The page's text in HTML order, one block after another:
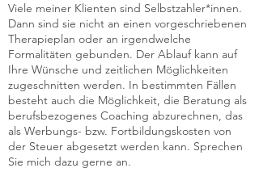
Viele meiner Klienten sind Selbstzahler*innen.
Dann sind sie nicht an einen vorgeschriebenen
Therapieplan oder an irgendwelche
Formalitäten gebunden. Der Ablauf kann auf
Ihre Wünsche und zeitlichen Möglichkeiten
zugeschnitten werden. In bestimmten Fällen
besteht auch die Möglichkeit, die Beratung als
berufsbezogenes Coaching abzurechnen, das
als Werbungs- bzw. Fortbildungskosten von
der Steuer abgesetzt werden kann. Sprechen
Sie mich dazu gerne an.